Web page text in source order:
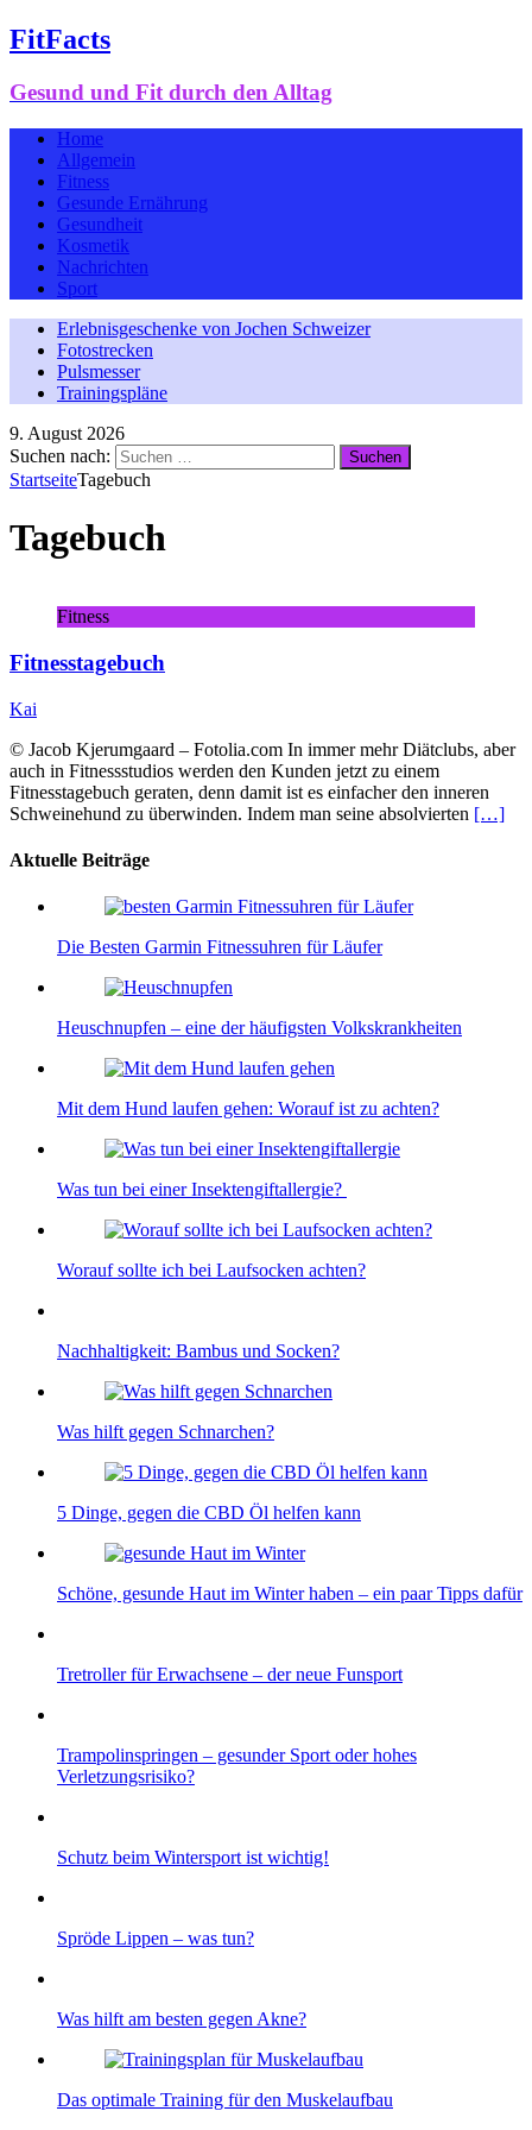
FitFacts
Gesund und Fit durch den Alltag
Home
Allgemein
Fitness
Gesunde Ernährung
Gesundheit
Kosmetik
Nachrichten
Sport
Erlebnisgeschenke von Jochen Schweizer
Fotostrecken
Pulsmesser
Trainingspläne
9. August 2026
Suchen nach:
StartseiteTagebuch
Tagebuch
Fitness
Fitnesstagebuch
Kai
© Jacob Kjerumgaard – Fotolia.com In immer mehr Diätclubs, aber
auch in Fitnessstudios werden den Kunden jetzt zu einem
Fitnesstagebuch geraten, denn damit ist es einfacher den inneren
Schweinehund zu überwinden. Indem man seine absolvierten […]
Aktuelle Beiträge
Die Besten Garmin Fitnessuhren für Läufer
Heuschnupfen – eine der häufigsten Volkskrankheiten
Mit dem Hund laufen gehen: Worauf ist zu achten?
Was tun bei einer Insektengiftallergie?
Worauf sollte ich bei Laufsocken achten?
Nachhaltigkeit: Bambus und Socken?
Was hilft gegen Schnarchen?
5 Dinge, gegen die CBD Öl helfen kann
Schöne, gesunde Haut im Winter haben – ein paar Tipps dafür
Tretroller für Erwachsene – der neue Funsport
Trampolinspringen – gesunder Sport oder hohes
Verletzungsrisiko?
Schutz beim Wintersport ist wichtig!
Spröde Lippen – was tun?
Was hilft am besten gegen Akne?
Das optimale Training für den Muskelaufbau